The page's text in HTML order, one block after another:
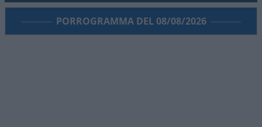
PORROGRAMMA DEL 08/08/2026